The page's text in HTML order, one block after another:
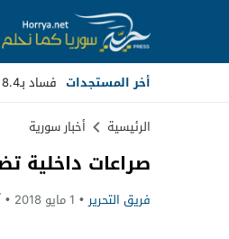
أخر المستجدات فساد بـ8.4 ملايين دولار في المصرف العقاري.. مسؤولون سابقون أمام _
Stop
Previous
Next
الرئيسية أخبار سورية
صراعات داخلية
فريق التحرير 1 مايو 2018